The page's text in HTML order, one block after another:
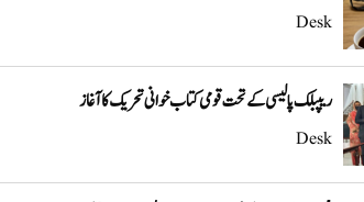
Desk
ریپبلک پالیسی کے تحت قومی کتاب خوانی تحریک کا آغاز
Desk